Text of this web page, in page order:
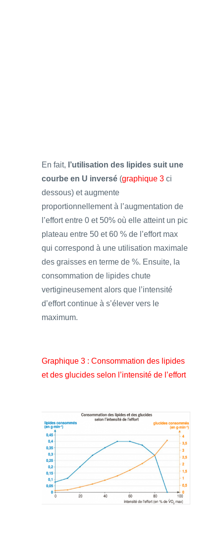
En fait, l’utilisation des lipides suit une
courbe en U inversé (graphique 3 ci
dessous) et augmente
proportionnellement à l’augmentation de
l’effort entre 0 et 50% où elle atteint un pic
plateau entre 50 et 60 % de l’effort max
qui correspond à une utilisation maximale
des graisses en terme de %. Ensuite, la
consommation de lipides chute
vertigineusement alors que l’intensité
d’effort continue à s’élever vers le
maximum.
Graphique 3 : Consommation des lipides
et des glucides selon l’intensité de l’effort